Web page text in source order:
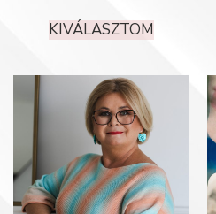
KIVÁLASZTOM